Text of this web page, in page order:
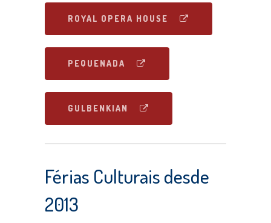
ROYAL OPERA HOUSE
PEQUENADA
GULBENKIAN
Férias Culturais desde
2013